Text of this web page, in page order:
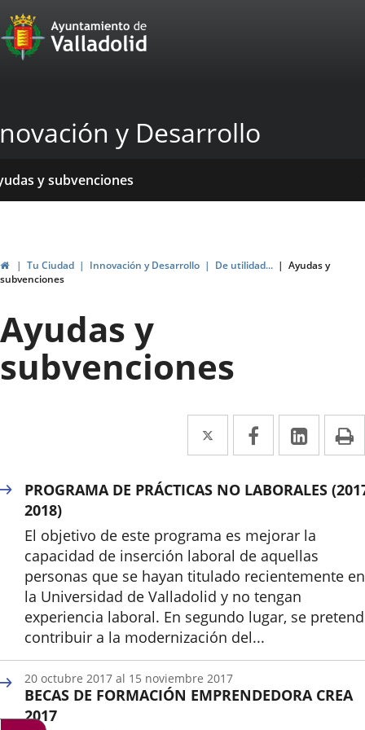
Portal
Web
Ayuntamiento
de
Valladolid
y Desarrollo
y subvenciones
InicioTu Ciudad Innovación y Desarrollo De utilidad...
Ayudas y
subvenciones
Ayudas y
subvenciones
Twitter
Enlace
a
una
externa.
Facebook
Enlace
a
una
externa.
Enlace
a
una
PROGRAMA DE PRÁCTICAS NO LABORALES
2018)
El objetivo de este programa es mejorar la
capacidad de inserción laboral de aquellas
personas que se hayan titulado recientemente en
la Universidad de Valladolid y no tengan
experiencia laboral. En segundo lugar, se
contribuir a la modernización del...
BECAS DE FORMACIÓN EMPRENDEDORA CREA
2017
20 octubre 2017 al 15 noviembre 2017